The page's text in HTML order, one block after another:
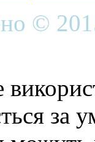
©